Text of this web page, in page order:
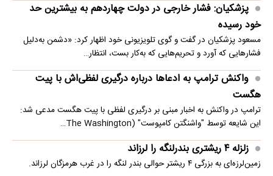
پزشکیان: فشار خارجی در دولت چهاردهم به بیشترین حد
خود رسیده
مسعود پزشکیان در گفت و گوی تلویزیونی خود اظهار کرد: «دشمن به‌دلیل
فشارهایی که آورد و تحریم‌هایی که به‌کار بست، انتظار…
واکنش ترامپ به ادعاها درباره درگیری لفظی‌اش با پیت
هگست
ترامپ در واکنش به اخبار مبنی بر درگیری لفظی با پیت هگست مدعی شد:
این شایعه توسط "واشنگتن کامپوست" (The Washington…
زلزله ۴ ریشتری بندرلنگه را لرزاند
زمین‌لرزه‌ای به بزرگی ۴ ریشتر حوالی بندر لنگه را در غرب هرمزگان لرزاند.